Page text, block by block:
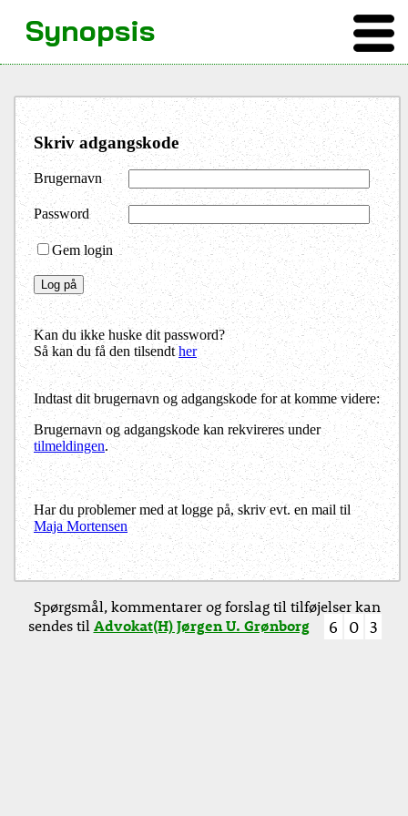
Skriv adgangskode
Brugernavn
Password
Gem login
Kan du ikke huske dit password?
Så kan du få den tilsendther
Indtast dit brugernavn og adgangskode for at komme videre:
Brugernavn og adgangskode kan rekvireres under
tilmeldingen.
Har du problemer med at logge på, skriv evt. en mail til
Maja Mortensen
Synopsis
Spørgsmål, kommentarer og forslag til tilføjelser kan
sendes tilAdvokat(H) Jørgen U. Grønborg 6 0 3